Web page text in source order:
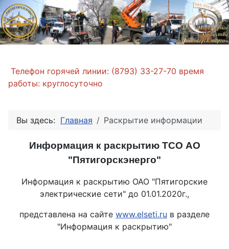
Телефон горячей линии: (8793) 33-27-70 время
работы: круглосуточно
Вы здесь: Главная Раскрытие информации
Информация к раскрытию ТСО АО
"Пятигорскэнерго"
Информация к раскрытию ОАО "Пятигорские
электрические сети" до 01.01.2020г.,
представлена на сайте www.elseti.ru в разделе
"Информация к раскрытию"